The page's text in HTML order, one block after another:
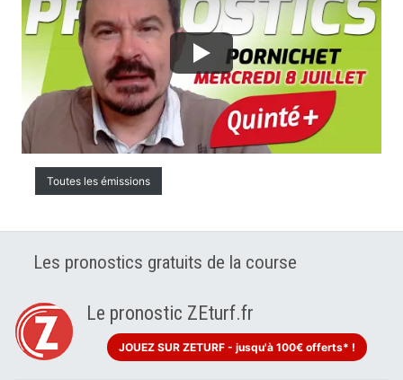
Toutes les émissions
Les pronostics gratuits de la course
Le pronostic ZEturf.fr
JOUEZ SUR ZETURF - jusqu'à 100€ offerts* !